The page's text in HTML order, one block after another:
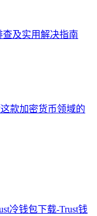
查及实用解决指南
款加密货币领域的
冷钱包下载-Trust钱